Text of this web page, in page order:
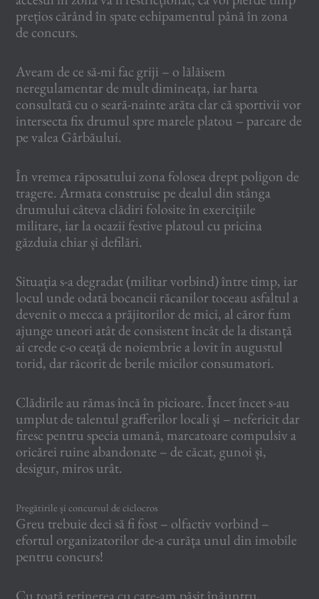
prețios cărând în spate echipamentul până în zona
de concurs.
Aveam de ce să-mi fac griji – o lălăisem
neregulamentar de mult dimineața, iar harta
consultată cu o seară-nainte arăta clar că sportivii vor
intersecta fix drumul spre marele platou – parcare de
pe valea Gârbăului.
În vremea răposatului zona folosea drept poligon de
tragere. Armata construise pe dealul din stânga
drumului câteva clădiri folosite în exercițiile
militare, iar la ocazii festive platoul cu pricina
găzduia chiar și defilări.
Situația s-a degradat (militar vorbind) între timp, iar
locul unde odată bocancii răcanilor toceau asfaltul a
devenit o mecca a prăjitorilor de mici, al căror fum
ajunge uneori atât de consistent încât de la distanță
ai crede c-o ceață de noiembrie a lovit în augustul
torid, dar răcorit de berile micilor consumatori.
Clădirile au rămas încă în picioare. Încet încet s-au
umplut de talentul grafferilor locali și – nefericit dar
firesc pentru specia umană, marcatoare compulsiv a
oricărei ruine abandonate – de căcat, gunoi și,
desigur, miros urât.
Pregătirile și concursul de ciclocros
Greu trebuie deci să fi fost – olfactiv vorbind –
efortul organizatorilor de-a curăța unul din imobile
pentru concurs!